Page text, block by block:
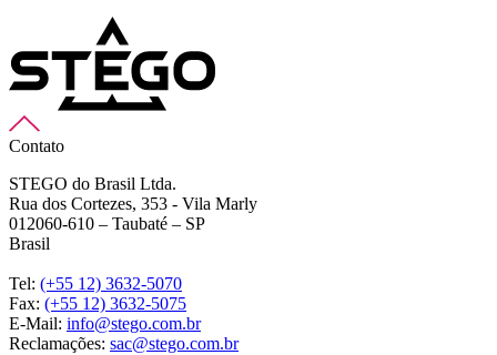
Contato
STEGO do Brasil Ltda.
Rua dos Cortezes, 353 - Vila Marly
012060-610 – Taubaté – SP
Brasil
Tel: (+55 12) 3632-5070
Fax: (+55 12) 3632-5075
E-Mail: info@stego.com.br
Reclamações: sac@stego.com.br